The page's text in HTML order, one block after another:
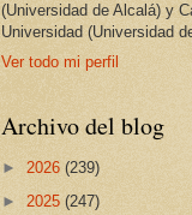
(Universidad de Alcalá) y
Universidad (Universidad
Ver todo mi perfil
Archivo del blog
► 2026 (239)
► 2025 (247)